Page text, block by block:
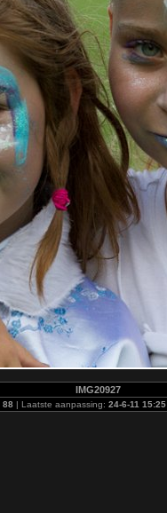
IMG20927
88 | Laatste aanpassing: 24-6-11 15:25